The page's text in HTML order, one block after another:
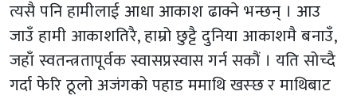
त्यसै पनि हामीलाई आधा आकाश ढाक्ने भन्छन् । आउ
जाउँ हामी आकाशतिरै, हाम्रो छुट्टै दुनिया आकाशमै बनाउँ,
जहाँ स्वतन्त्रतापूर्वक स्वासप्रस्वास गर्न सकौं । यति सोच्दै
गर्दा फेरि ठूलो अजंगको पहाड ममाथि खस्छ र माथिबाट